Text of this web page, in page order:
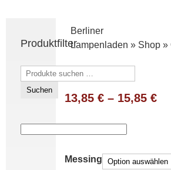
Produktfilter
Suchen
nach:
Suchen
Berliner
Lampenladen » Shop»
13,85 €– 15,85 €
Messing